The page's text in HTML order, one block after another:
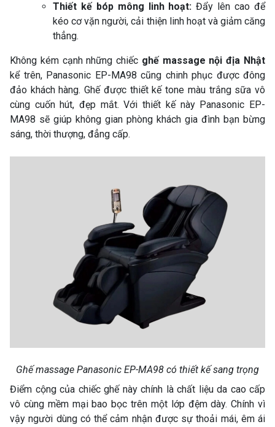
Thiết kế bóp mông linh hoạt: Đẩy lên cao để
kéo cơ vặn người, cải thiện linh hoạt và giảm căng
thẳng.
Không kém cạnh những chiếc ghế massage nội địa Nhật
kể trên, Panasonic EP-MA98 cũng chinh phục được đông
đảo khách hàng. Ghế được thiết kế tone màu trắng sữa vô
cùng cuốn hút, đẹp mắt. Với thiết kế này Panasonic EP-
MA98 sẽ giúp không gian phòng khách gia đình bạn bừng
sáng, thời thượng, đẳng cấp.
Ghế massage Panasonic EP-MA98 có thiết kế sang trọng
Điểm cộng của chiếc ghế này chính là chất liệu da cao cấp
vô cùng mềm mại bao bọc trên một lớp đệm dày. Chính vì
vậy người dùng có thể cảm nhận được sự thoải mái, êm ái